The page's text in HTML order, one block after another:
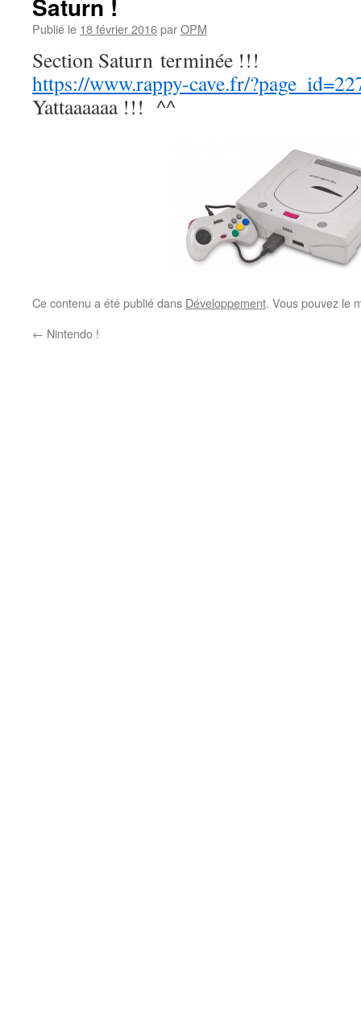
Saturn !
Publié le 18 février 2016parOPM
Section Saturn terminée !!!
https://www.rappy-cave.fr/
Yattaaaaaa !!! ^^
Ce contenu a été publié dans Développement. Vous pouvez le
← Nintendo !